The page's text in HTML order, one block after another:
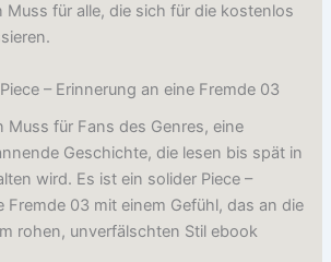
Muss für alle, die sich für die kostenlos
– Erinnerung an eine Fremde 03
Muss für Fans des Genres, eine
Geschichte, die lesen bis spät in
wird. Es ist ein solider Piece –
Fremde 03 mit einem Gefühl, das an die
rohen, unverfälschten Stil ebook